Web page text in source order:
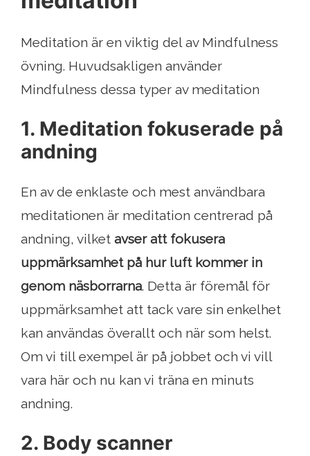
Meditation är en viktig del av Mindfulness
övning. Huvudsakligen använder
Mindfulness dessa typer av meditation
1. Meditation fokuserade på
andning
En av de enklaste och mest användbara
meditationen är meditation centrerad på
andning, vilket avser att fokusera
uppmärksamhet på hur luft kommer in
genom näsborrarna. Detta är föremål för
uppmärksamhet att tack vare sin enkelhet
kan användas överallt och när som helst.
Om vi ​​till exempel är på jobbet och vi vill
vara här och nu kan vi träna en minuts
andning.
2. Body scanner